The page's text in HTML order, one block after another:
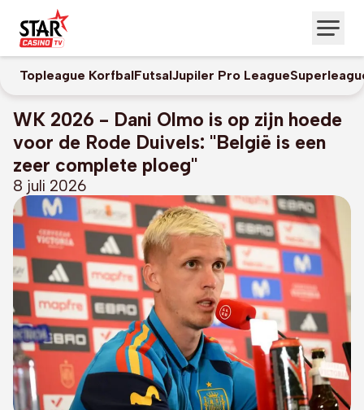
Topleague KorfbalFutsalJupiler Pro League
WK 2026 - Dani Olmo is op zijn hoede
voor de Rode Duivels: "België is een
zeer complete ploeg"
8 juli 2026